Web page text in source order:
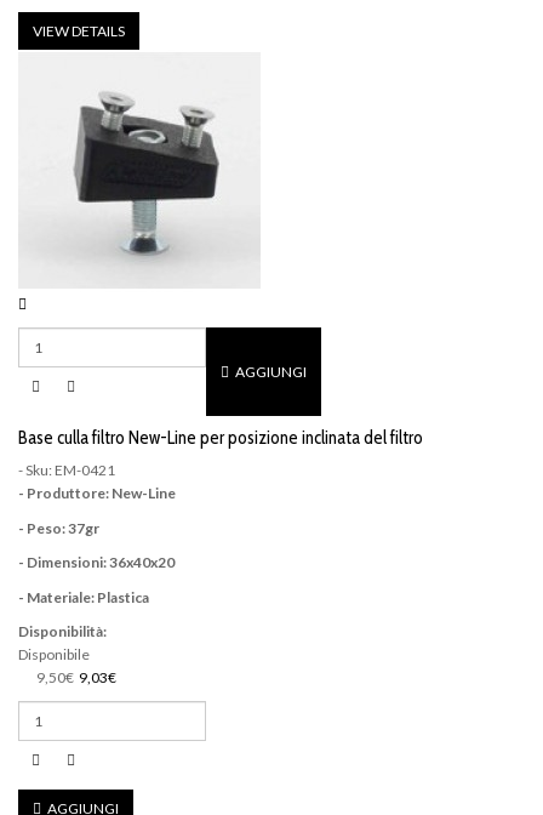
VIEW DETAILS
AGGIUNGI
Base culla filtro New-Line per posizione inclinata del filtro
- Sku: EM-0421
- Produttore: New-Line
- Peso: 37gr
- Dimensioni: 36x40x20
- Materiale: Plastica
Disponibilità:
Disponibile
9,50€ 9,03€
AGGIUNGI